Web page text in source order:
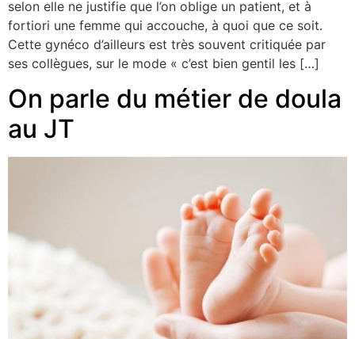
selon elle ne justifie que l’on oblige un patient, et à
fortiori une femme qui accouche, à quoi que ce soit.
Cette gynéco d’ailleurs est très souvent critiquée par
ses collègues, sur le mode « c’est bien gentil les […]
On parle du métier de doula
au JT